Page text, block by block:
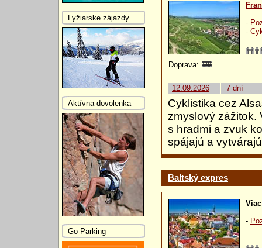
-
-
Doprava:
12.09.2026 7 dní
Cyklistika cez
zmyslový zážitok.
s hradmi a zvuk
spájajú a
Baltský expres
-
Lyžiarske zájazdy
Aktívna dovolenka
Go Parking